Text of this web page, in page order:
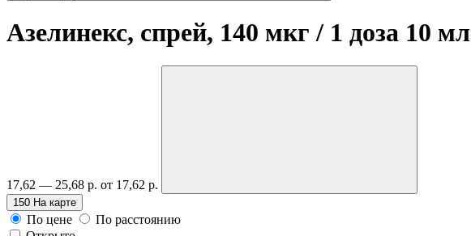
Азелинекс, спрей, 140 мкг / 1 доза 10 мл
17,62 — 25,68 р. от 17,62 р.
150 На карте
По цене
По расстоянию